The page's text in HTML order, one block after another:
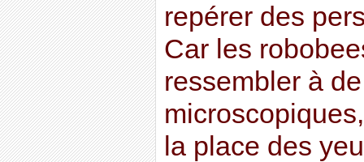
repérer des
Car les
ressembler à
la place des